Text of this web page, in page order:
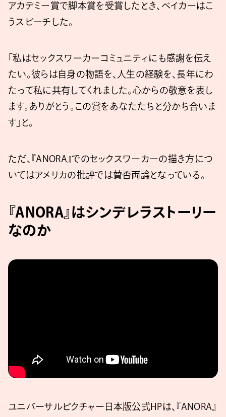
アカデミー賞で脚本賞を受賞したとき、ベイカーはこ
うスピーチした。
「私はセックスワーカーコミュニティにも感謝を伝え
たい。彼らは自身の物語を、人生の経験を、長年にわ
たって私に共有してくれました。心からの敬意を表し
ます。ありがとう。この賞をあなたたちと分かち合いま
す」と。
ただ、『ANORA』でのセックスワーカーの描き方につ
いてはアメリカの批評では賛否両論となっている。
『ANORA』はシンデレラストーリー
なのか
ユニバーサルピクチャー日本版公式HPは、『ANORA』